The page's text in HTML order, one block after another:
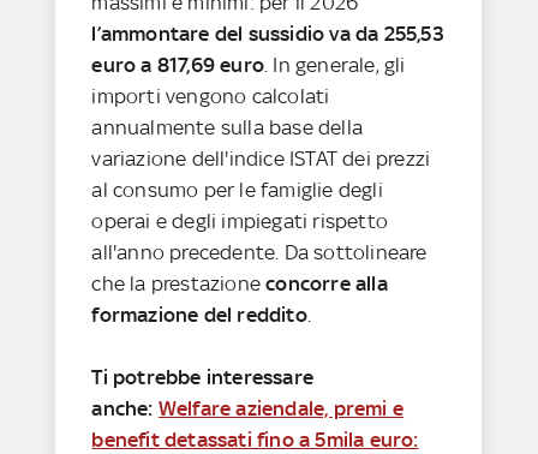
l’ammontare del sussidio va da 255,53
euro a 817,69 euro . In generale, gli
importi vengono calcolati
annualmente sulla base della
variazione dell'indice ISTAT dei prezzi
al consumo per le famiglie degli
operai e degli impiegati rispetto
all'anno precedente. Da sottolineare
che la prestazioneconcorre alla
formazione del reddito.
Ti potrebbe interessare
anche: Welfare aziendale, premi e
benefit detassati fino a 5mila euro: